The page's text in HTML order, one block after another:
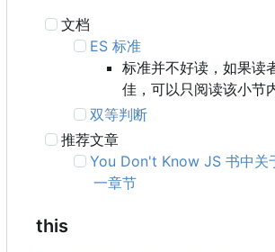
文档
ES 标准
标准并不好读，如果读
佳，可以只阅读该小节
双等判断
推荐文章
You Don't Know JS 书中关
一章节
this